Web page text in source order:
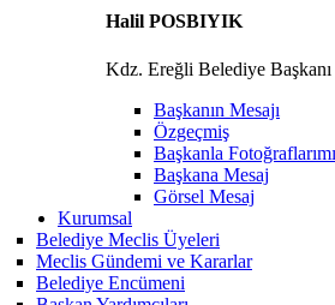
Halil POSBIYIK
Kdz. Ereğli Belediye Başkanı
Başkanın Mesajı
Özgeçmiş
Başkanla
Başkana Mesaj
Görsel Mesaj
Kurumsal
Belediye Meclis Üyeleri
Meclis Gündemi ve Kararlar
Belediye Encümeni